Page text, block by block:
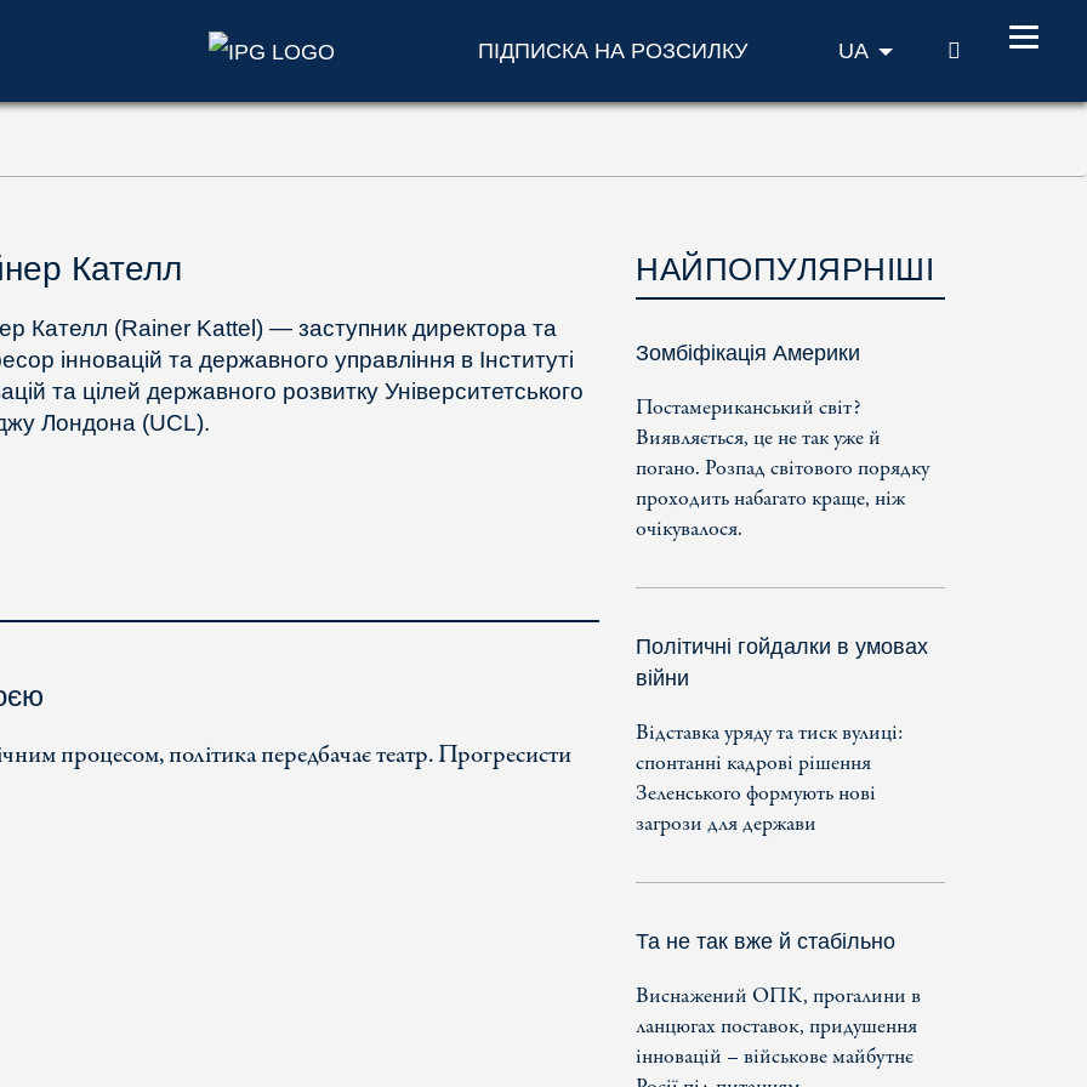
ПІДПИСКА НА РОЗСИЛКУ UA ПОШУК
Кателл
Кателл (Rainer Kattel) — заступник директора та
інновацій та державного управління в Інституті
та цілей державного розвитку Університетського
Лондона (UCL).
процесом, політика передбачає театр. Прогресисти
НАЙПОПУЛЯРНІШІ
Зомбіфікація Америки
Постамериканський світ?
Виявляється, це не так уже й
погано. Розпад світового порядку
проходить набагато краще, ніж
очікувалося.
Політичні гойдалки в умовах
війни
Відставка уряду та тиск вулиці:
спонтанні кадрові рішення
Зеленського формують нові
загрози для держави
Та не так вже й стабільно
Виснажений ОПК, прогалини в
ланцюгах поставок, придушення
інновацій – військове майбутнє